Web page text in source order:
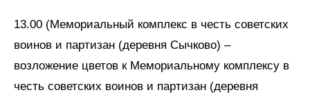
13.00 (Мемориальный комплекс в честь советских
воинов и партизан (деревня Сычково) –
возложение цветов к Мемориальному комплексу в
честь советских воинов и партизан (деревня